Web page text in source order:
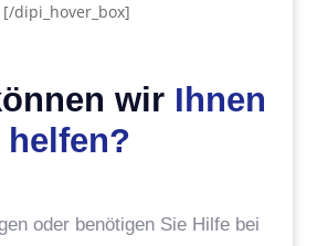
[/dipi_hover_box]
wir Ihnen
helfen?
oder benötigen Sie Hilfe bei